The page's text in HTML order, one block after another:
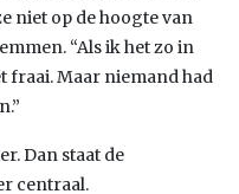
niet op de hoogte van
“Als ik het zo in
fraai. Maar niemand had
Dan staat de
centraal.